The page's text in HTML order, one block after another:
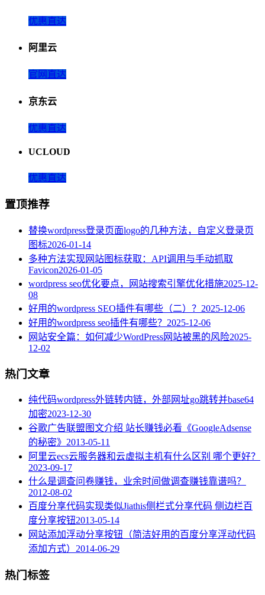
优惠直达
阿里云
官网直达
京东云
优惠直达
UCLOUD
优惠直达
置顶推荐
替换wordpress登录页面logo的几种方法，自定义登录页
图标2026-01-14
多种方法实现网站图标获取：API调用与手动抓取
Favicon2026-01-05
wordpress seo优化要点，网站搜索引擎优化措施2025-12-
08
好用的wordpress SEO插件有哪些（二）？ 2025-12-06
好用的wordpress seo插件有哪些？ 2025-12-06
网站安全篇：如何减少WordPress网站被黑的风险2025-
12-02
热门文章
纯代码wordpress外链转内链，外部网址go跳转并base64
加密2023-12-30
谷歌广告联盟图文介绍 站长赚钱必看《GoogleAdsense
的秘密》 2013-05-11
阿里云ecs云服务器和云虚拟主机有什么区别 哪个更好？
2023-09-17
什么是调查问卷赚钱，业余时间做调查赚钱靠谱吗？
2012-08-02
百度分享代码实现类似Jiathis侧栏式分享代码 侧边栏百
度分享按钮2013-05-14
网站添加浮动分享按钮（简洁好用的百度分享浮动代码
添加方式） 2014-06-29
热门标签